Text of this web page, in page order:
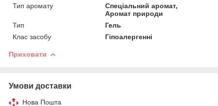
Тип аромату
Спеціальний аромат,
Аромат природи
Тип
Гель
Клас засобу
Гіпоалергенні
Приховати
Умови доставки
Нова Пошта